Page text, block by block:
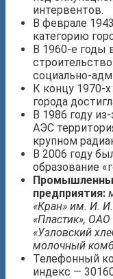
интервентов.
В феврале
категорию
В 1960-е годы
социально-
К концу 1970-
города
В 1986 году
АЭС
крупном
В 2006 году
образование
предприятия:
«Кран» им. И.
«Пластик», ОАО
«Узловский
молочный
Телефонный
индекс —